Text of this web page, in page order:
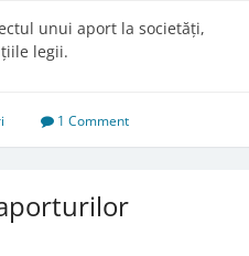
unui aport la societăți,
legii.
1 Comment